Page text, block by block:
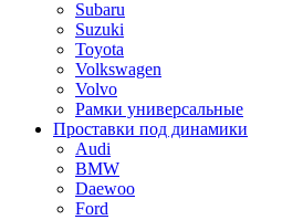
Subaru
Suzuki
Toyota
Volkswagen
Volvo
Рамки универсальные
Проставки под динамики
Audi
BMW
Daewoo
Ford